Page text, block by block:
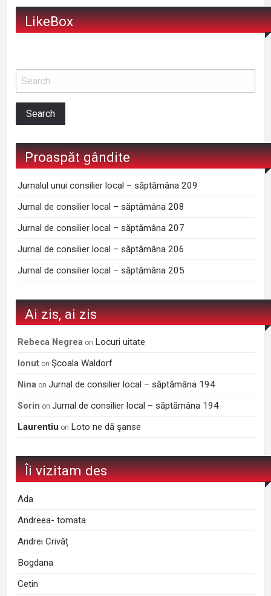
LikeBox
Proaspăt gândite
Jurnalul unui consilier local – săptămâna 209
Jurnal de consilier local – săptămâna 208
Jurnal de consilier local – săptămâna 207
Jurnal de consilier local – săptămâna 206
Jurnal de consilier local – săptămâna 205
Ai zis, ai zis
Rebeca Negrea on Locuri uitate
Ionut onŞcoala Waldorf
Nina onJurnal de consilier local – săptămâna 194
Sorin onJurnal de consilier local – săptămâna 194
Laurentiu on Loto ne dă şanse
Îi vizitam des
Ada
Andreea- tomata
Andrei Crivăț
Bogdana
Cetin